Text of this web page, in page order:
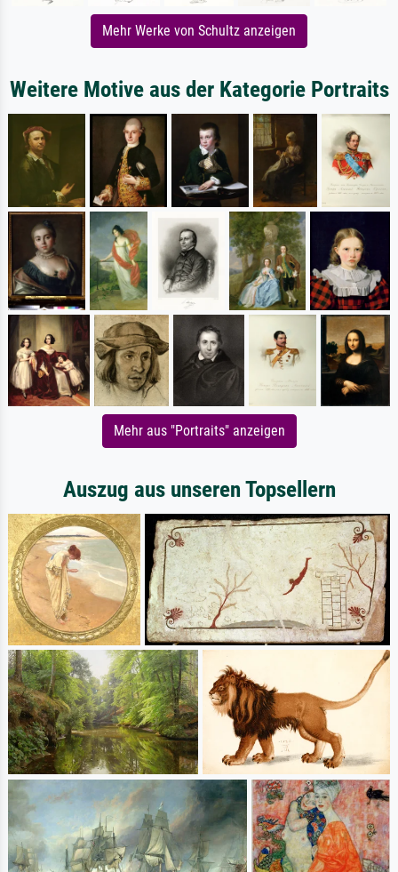
Mehr Werke von Schultz anzeigen
Weitere Motive aus der Kategorie Portraits
Mehr aus "Portraits" anzeigen
Auszug aus unseren Topsellern